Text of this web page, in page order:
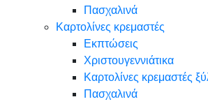
Πασχαλινά
Καρτολίνες κρεμαστές
Εκπτώσεις
Χριστουγεννιάτικα
Καρτολίνες κρεμαστές
Πασχαλινά